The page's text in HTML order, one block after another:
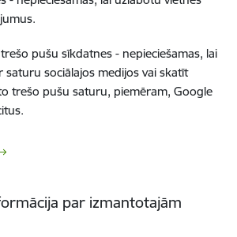
pušu sīkdatnes - nepieciešamas, lai
saturu sociālajos medijos vai skatīt
trešo pušu saturu, piemēram, Google
par izmantotajām